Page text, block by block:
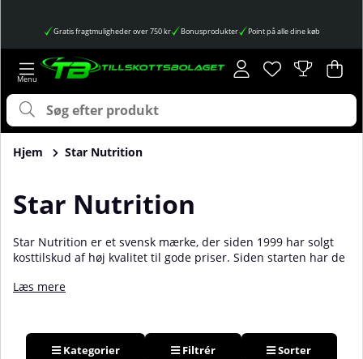
Gratis fragtmuligheder over 750 kr Bonusprodukter Point på alle dine køb
Ønskeliste
Antal på
. .
Hjem Star Nutrition
Star Nutrition
Star Nutrition er et svensk mærke, der siden 1999 har solgt
kosttilskud af høj kvalitet til gode priser. Siden starten har de
kosttilskud i Nordeuropa. Ikke kun det, men deres Whey 80 og
Læs mere
Kategorier Filtrér Sorter